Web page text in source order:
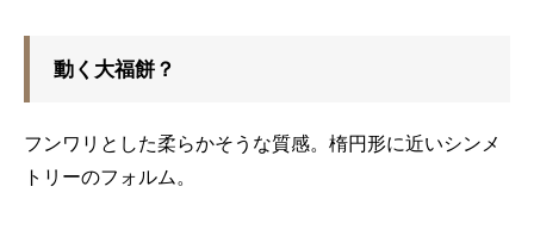
動く大福餅？
フンワリとした柔らかそうな質感。楕円形に近いシンメ
トリーのフォルム。